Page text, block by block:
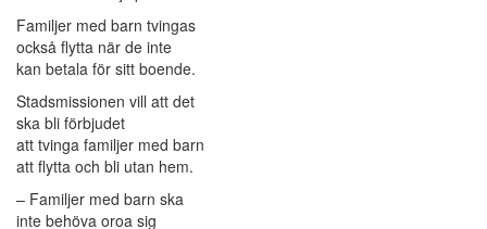
Familjer med barn tvingas
också flytta när de inte
kan betala för sitt boende.
Stadsmissionen vill att det
ska bli förbjudet
att tvinga familjer med barn
att flytta och bli utan hem.
– Familjer med barn ska
inte behöva oroa sig